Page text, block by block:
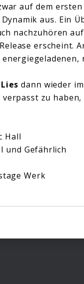
auf dem
aus. Ein
nachzuhören
erscheint.
dann wieder
zu
Hall
und Gefährlich
Werk